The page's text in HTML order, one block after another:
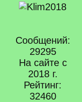
Сообщений:
29295
На сайте с
2018 г.
Рейтинг:
32460